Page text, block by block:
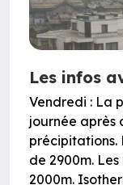
Les infos
Vendredi : La
journée après
de 2900m.
2000m.